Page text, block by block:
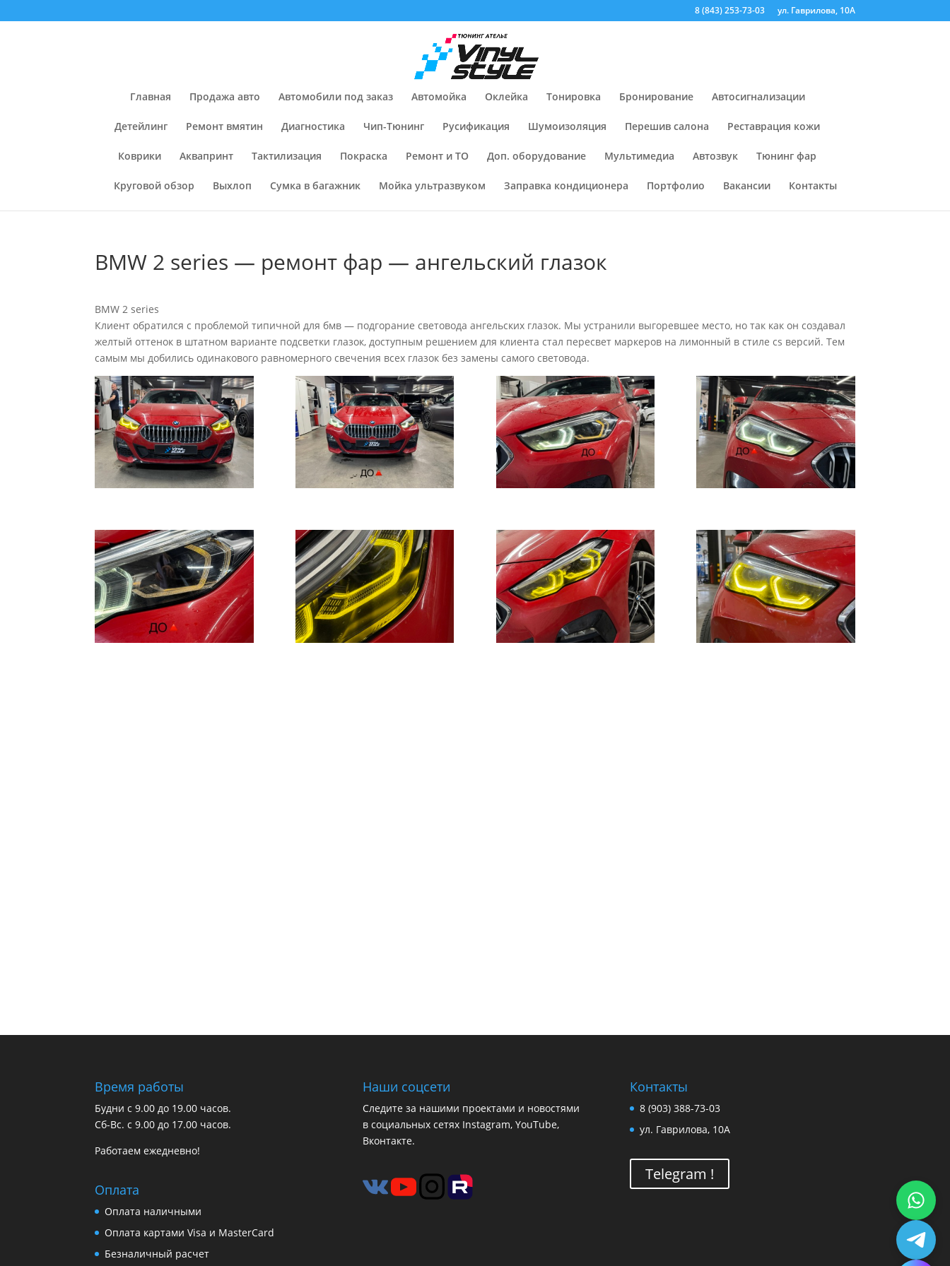
8 (843) 253-73-03 ул. Гаврилова, 10А
Главная Продажа авто Автомобили под заказ Автомойка Оклейка Тонировка Бронирование Автосигнализации
Детейлинг Ремонт вмятин Диагностика Чип-Тюнинг Русификация Шумоизоляция Перешив салона Реставрация кожи
Коврики Аквапринт Тактилизация Покраска Ремонт и ТО Доп. оборудование Мультимедиа Автозвук Тюнинг фар
Круговой обзор Выхлоп Сумка в багажник Мойка ультразвуком Заправка кондиционера Портфолио Вакансии Контакты
BMW 2 series — ремонт фар — ангельский глазок
BMW 2 series
Клиент обратился с проблемой типичной для бмв — подгорание световода ангельских глазок. Мы устранили выгоревшее место, но так как он создавал
желтый оттенок в штатном варианте подсветки глазок, доступным решением для клиента стал пересвет маркеров на лимонный в стиле cs версий. Тем
самым мы добились одинакового равномерного свечения всех глазок без замены самого световода.
Время работы
Будни с 9.00 до 19.00 часов.
Сб-Вс. с 9.00 до 17.00 часов.
Работаем ежедневно!
Оплата
Оплата наличными
Оплата картами Visa и MasterCard
Безналичный расчет
Наши соцсети
Следите за нашими проектами и новостями
в социальных сетях Instagram, YouTube,
Вконтакте.
Контакты
8 (903) 388-73-03
ул. Гаврилова, 10А
Telegram !